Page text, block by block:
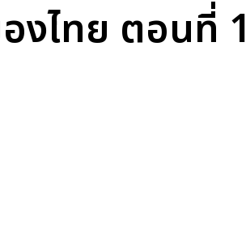
งไทย ตอนที่ 1